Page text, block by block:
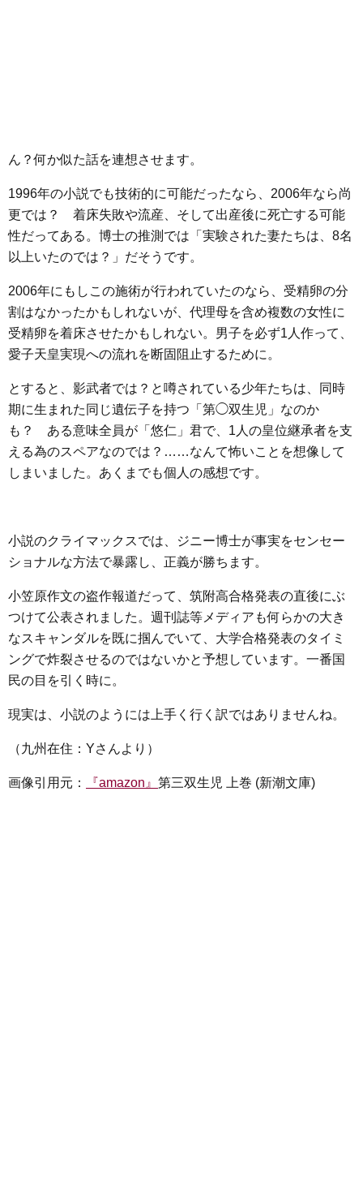
ん？何か似た話を連想させます。
1996年の小説でも技術的に可能だったなら、2006年なら尚
更では？ 着床失敗や流産、そして出産後に死亡する可能
性だってある。博士の推測では「実験された妻たちは、8名
以上いたのでは？」だそうです。
2006年にもしこの施術が行われていたのなら、受精卵の分
割はなかったかもしれないが、代理母を含め複数の女性に
受精卵を着床させたかもしれない。男子を必ず1人作って、
愛子天皇実現への流れを断固阻止するために。
とすると、影武者では？と噂されている少年たちは、同時
期に生まれた同じ遺伝子を持つ「第◯双生児」なのか
も？ ある意味全員が「悠仁」君で、1人の皇位継承者を支
える為のスペアなのでは？……なんて怖いことを想像して
しまいました。あくまでも個人の感想です。
小説のクライマックスでは、ジニー博士が事実をセンセー
ショナルな方法で暴露し、正義が勝ちます。
小笠原作文の盗作報道だって、筑附高合格発表の直後にぶ
つけて公表されました。週刊誌等メディアも何らかの大き
なスキャンダルを既に掴んでいて、大学合格発表のタイミ
ングで炸裂させるのではないかと予想しています。一番国
民の目を引く時に。
現実は、小説のようには上手く行く訳ではありませんね。
（九州在住：Yさんより）
画像引用元： 『amazon』 第三双生児 上巻 (新潮文庫)